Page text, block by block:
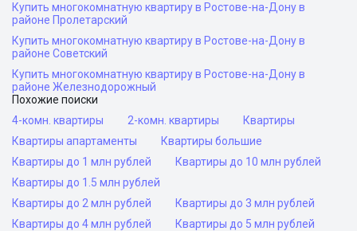
Купить многокомнатную квартиру в Ростове-на-Дону в
районе Пролетарский
Купить многокомнатную квартиру в Ростове-на-Дону в
районе Советский
Купить многокомнатную квартиру в Ростове-на-Дону в
районе Железнодорожный
Похожие поиски
4-комн. квартиры
2-комн. квартиры
Квартиры
Квартиры апартаменты
Квартиры большие
Квартиры до 1 млн рублей
Квартиры до 10 млн рублей
Квартиры до 1.5 млн рублей
Квартиры до 2 млн рублей
Квартиры до 3 млн рублей
Квартиры до 4 млн рублей
Квартиры до 5 млн рублей